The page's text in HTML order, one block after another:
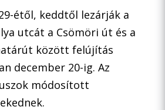
étől, keddtől lezárják a
utcát a Csömöri út és a
között felújítás
december 20-ig. Az
módosított